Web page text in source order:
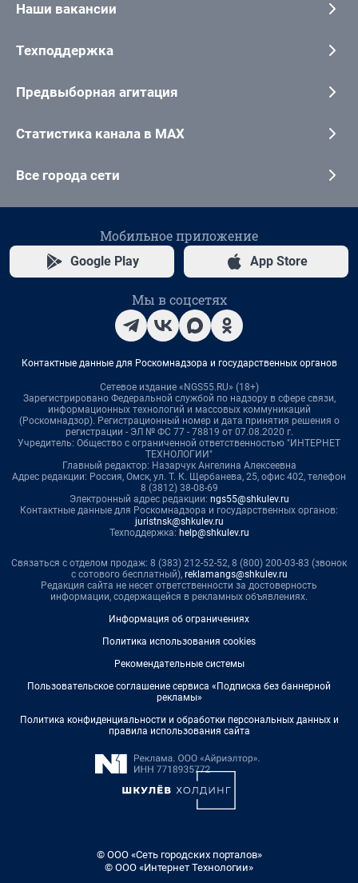
Наши вакансии
Техподдержка
Предвыборная агитация
Статистика канала в MAX
Все города сети
Мобильное приложение
Google Play App Store
Мы в соцсетях
Контактные данные для Роскомнадзора и государственных органов
Сетевое издание «NGS55.RU» (18+)
Зарегистрировано Федеральной службой по надзору в сфере связи,
информационных технологий и массовых коммуникаций
(Роскомнадзор). Регистрационный номер и дата принятия решения о
регистрации - ЭЛ № ФС 77 - 78819 от 07.08.2020 г.
Учредитель: Общество с ограниченной ответственностью "ИНТЕРНЕТ
ТЕХНОЛОГИИ"
Главный редактор: Назарчук Ангелина Алексеевна
Адрес редакции: Россия, Омск, ул. Т. К. Щербанева, 25, офис 402, телефон
8 (3812) 38-08-69
Электронный адрес редакции: ngs55@shkulev.ru
Контактные данные для Роскомнадзора и государственных органов:
juristnsk@shkulev.ru
Техподдержка: help@shkulev.ru
Связаться с отделом продаж: 8 (383) 212-52-52, 8 (800) 200-03-83 (звонок
с сотового бесплатный), reklamangs@shkulev.ru
Редакция сайта не несет ответственности за достоверность
информации, содержащейся в рекламных объявлениях.
Информация об ограничениях
Политика использования cookies
Рекомендательные системы
Пользовательское соглашение сервиса «Подписка без баннерной
рекламы»
Политика конфиденциальности и обработки персональных данных и
правила использования сайта
© ООО «Сеть городских порталов»
© ООО «Интернет Технологии»